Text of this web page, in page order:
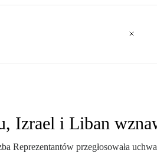
Izrael i Liban
Reprezentantów przegłosowała